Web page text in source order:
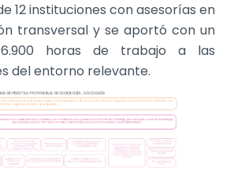
12 instituciones con asesorías en
transversal y se aportó con un
horas de trabajo a las
del entorno relevante.